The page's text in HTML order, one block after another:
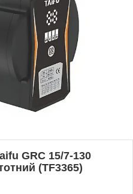
GRC 15/7-130
(TF3365)